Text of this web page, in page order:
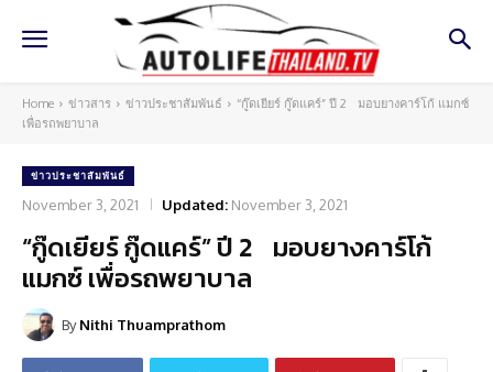
Home ข่าวสาร ข่าวประชาสัมพันธ์
“กู๊ดเยียร์ กู๊ดแคร์” ปี 2 มอบยางคาร์โก้ แมกซ์
เพื่อรถพยาบาล
ข่าวประชาสัมพันธ์
November 3, 2021 Updated: November 3, 2021
“กู๊ดเยียร์ กู๊ดแคร์” ปี 2 มอบยางคาร์โก้
แมกซ์ เพื่อรถพยาบาล
By Nithi Thuamprathom